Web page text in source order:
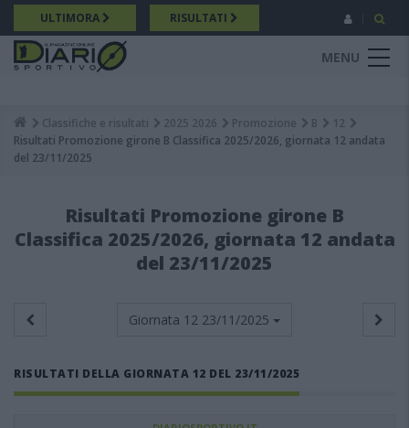
Salta
al
contenuto
principale
ULTIMORA RISULTATI
MENU
Breadcrumb
Classifiche e risultati 2025 2026 Promozione B
12
Risultati Promozione girone B Classifica 2025/2026, giornata 12 andata
del 23/11/2025
Risultati Promozione girone B
Classifica 2025/2026, giornata 12 andata
del 23/11/2025
Giornata 12 23/11/2025
RISULTATI DELLA GIORNATA 12 DEL 23/11/2025